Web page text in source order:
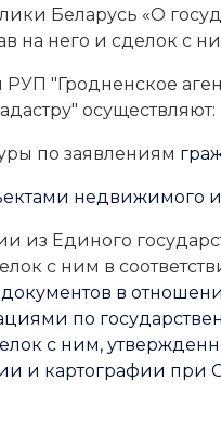
Беларусь «О
на него и сделок с
"Гродненское
осуществляют:
по заявлениям
недвижимого
из Единого
с ним в
в
по
с ним,
и картографии при